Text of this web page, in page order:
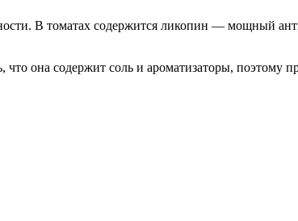
В томатах содержится ликопин — мощный
она содержит соль и ароматизаторы, поэтому